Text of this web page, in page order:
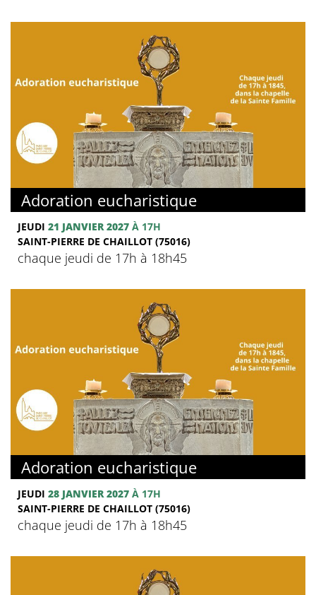
Adoration eucharistique
JEUDI 21 JANVIER 2027 À 17H
SAINT-PIERRE DE CHAILLOT (75016)
chaque jeudi de 17h à 18h45
Adoration eucharistique
JEUDI 28 JANVIER 2027 À 17H
SAINT-PIERRE DE CHAILLOT (75016)
chaque jeudi de 17h à 18h45